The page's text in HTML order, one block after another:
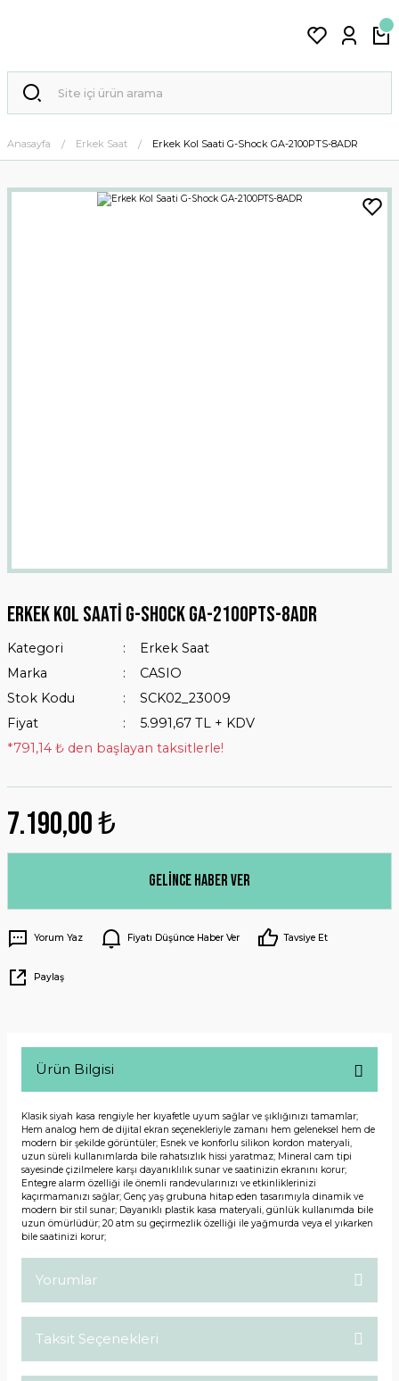
Anasayfa Erkek Saat Erkek Kol Saati G-Shock GA-2100PTS-8ADR
Erkek Kol Saati G-Shock GA-2100PTS-8ADR
Kategori
Erkek Saat
Marka
CASIO
Stok Kodu
SCK02_23009
Fiyat
5.991,67 TL + KDV
*791,14 ₺ den başlayan taksitlerle!
7.190,00 ₺
Gelince Haber Ver
Yorum Yaz Fiyatı Düşünce Haber Ver Tavsiye Et
Paylaş
Ürün Bilgisi
Klasik siyah kasa rengiyle her kıyafetle uyum sağlar ve şıklığınızı tamamlar;
Hem analog hem de dijital ekran seçenekleriyle zamanı hem geleneksel hem de
modern bir şekilde görüntüler; Esnek ve konforlu silikon kordon materyali,
uzun süreli kullanımlarda bile rahatsızlık hissi yaratmaz; Mineral cam tipi
sayesinde çizilmelere karşı dayanıklılık sunar ve saatinizin ekranını korur;
Entegre alarm özelliği ile önemli randevularınızı ve etkinliklerinizi
kaçırmamanızı sağlar; Genç yaş grubuna hitap eden tasarımıyla dinamik ve
modern bir stil sunar; Dayanıklı plastik kasa materyali, günlük kullanımda bile
uzun ömürlüdür; 20 atm su geçirmezlik özelliği ile yağmurda veya el yıkarken
bile saatinizi korur;
Yorumlar
Taksit Seçenekleri